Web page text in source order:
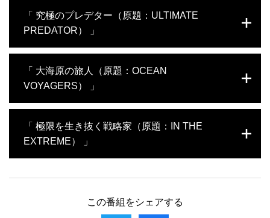
「 究極のプレデター（原題：ULTIMATE
PREDATOR） 」
狩りを行ったり、擬態して獲物を待ち伏せたりと、その捕食能力
は多岐にわたっている。サメはいかにして高い能力を手に入れ、
ム技術での調査により、鼻先から尾にいたるまで、究極の捕食者
になるべく進化をしてきたサメの秘密が明らかになる。
「 大海原の旅人（原題：OCEAN
VOYAGERS） 」
能力は非常に高く、大陸間を移動してエサ場を開拓し、定期的に
同じ島を訪れ、獲物が現れる時と場所を記憶できるほど。なぜ、
で、サメはどのようにして生き抜いているのだろうか。
「 極限を生き抜く戦略家（原題：IN THE
EXTREME） 」
抜くサメに注目。なぜ、サメは厳しい状況をものともせず生き続
この番組をシェアする